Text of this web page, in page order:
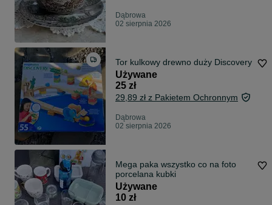
Dąbrowa
02 sierpnia 2026
Tor kulkowy drewno duży Discovery
Używane
25 zł
29,89 zł z Pakietem Ochronnym
Dąbrowa
02 sierpnia 2026
Mega paka wszystko co na foto
porcelana kubki
Używane
10 zł